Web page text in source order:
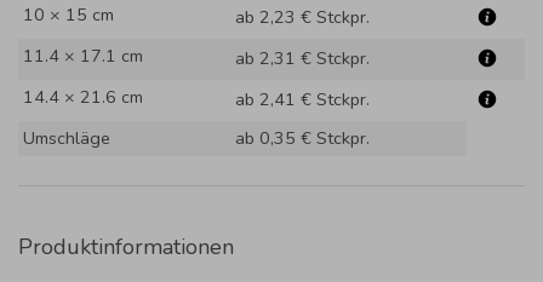
10 × 15 cm
ab 2,23 € Stckpr.
11.4 × 17.1 cm
ab 2,31 € Stckpr.
14.4 × 21.6 cm
ab 2,41 € Stckpr.
Umschläge
ab 0,35 € Stckpr.
Produktinformationen